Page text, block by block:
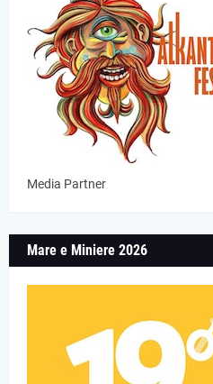
Media Partner
Mare e Miniere 2026